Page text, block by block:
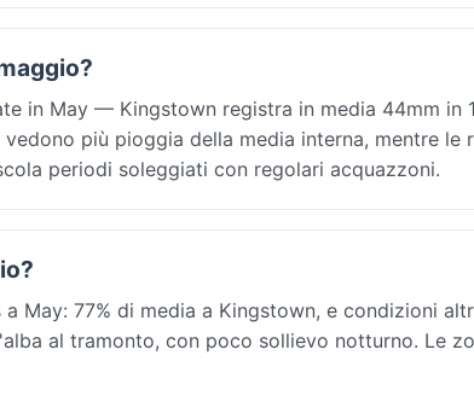
in May — Kingstown registra in media 44mm in
più pioggia della media interna, mentre le
periodi soleggiati con regolari acquazzoni.
May: 77% di media a Kingstown, e condizioni
al tramonto, con poco sollievo notturno. Le